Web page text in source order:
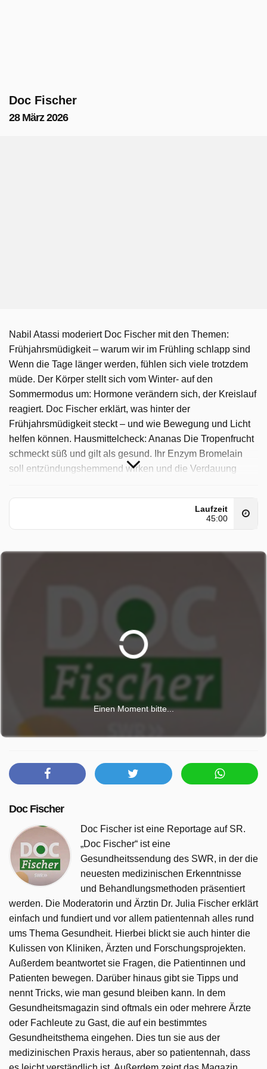
Doc Fischer
28 März 2026
Nabil Atassi moderiert Doc Fischer mit den Themen:
Frühjahrsmüdigkeit – warum wir im Frühling schlapp sind
Wenn die Tage länger werden, fühlen sich viele trotzdem
müde. Der Körper stellt sich vom Winter- auf den
Sommermodus um: Hormone verändern sich, der Kreislauf
reagiert. Doc Fischer erklärt, was hinter der
Frühjahrsmüdigkeit steckt – und wie Bewegung und Licht
helfen können. Hausmittelcheck: Ananas Die Tropenfrucht
schmeckt süß und gilt als gesund. Ihr Enzym Bromelain
soll entzündungshemmend wirken und die Verdauung
Fischer checkt, welche Effekte Ananas wirklich hat – und
worauf man beim Verzehr achten sollte. Im Fokus:
Prädiabetes Erhöhte Blutzuckerwerte gelten als
können, den Stoffwechsel wieder zu stabilisieren.
gilt als eine der einfachsten Formen der Bewegung.
Studien zeigen: Schon kurze, zügige Spaziergänge
können Herz, Kreislauf und Stoffwechsel stärken. Doc
Fischer erklärt, warum nicht die Schrittzahl entscheidend
ist – sondern das richtige Tempo.
Laufzeit
45:00
Einen Moment bitte...
Doc Fischer
Doc Fischer ist eine Reportage auf SR.
„Doc Fischer“ ist eine
Gesundheitssendung des SWR, in der die
neuesten medizinischen Erkenntnisse
und Behandlungsmethoden präsentiert
werden. Die Moderatorin und Ärztin Dr. Julia Fischer erklärt
einfach und fundiert und vor allem patientennah alles rund
ums Thema Gesundheit. Hierbei blickt sie auch hinter die
Kulissen von Kliniken, Ärzten und Forschungsprojekten.
Außerdem beantwortet sie Fragen, die Patientinnen und
Patienten bewegen. Darüber hinaus gibt sie Tipps und
nennt Tricks, wie man gesund bleiben kann. In dem
Gesundheitsmagazin sind oftmals ein oder mehrere Ärzte
oder Fachleute zu Gast, die auf ein bestimmtes
Gesundheitsthema eingehen. Dies tun sie aus der
medizinischen Praxis heraus, aber so patientennah, dass